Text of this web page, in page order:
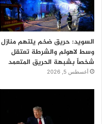
السويد: حريق ضخم يلتهم منازل
وسط لاهولم والشرطة تعتقل
شخصاً بشبهة الحريق المتعمد
أغسطس 5, 2026